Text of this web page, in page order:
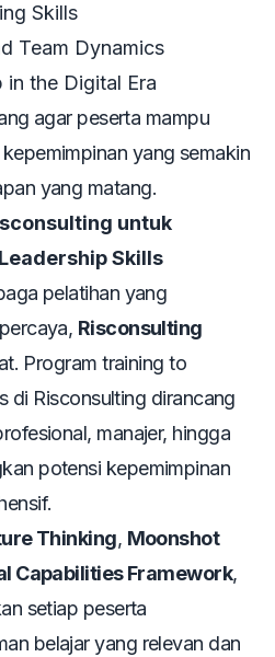
Skills
Team Dynamics
in the Digital Era
agar peserta mampu
yang semakin
yang matang.
untuk
Skills
pelatihan yang
Risconsulting
Programtraining to
di Risconsulting dirancang
manajer, hingga
potensi kepemimpinan
Thinking, Moonshot
Capabilities Framework,
setiap peserta
belajar yang relevan dan